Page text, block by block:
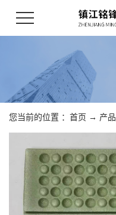
您当前的位置 ： 首页 → 产